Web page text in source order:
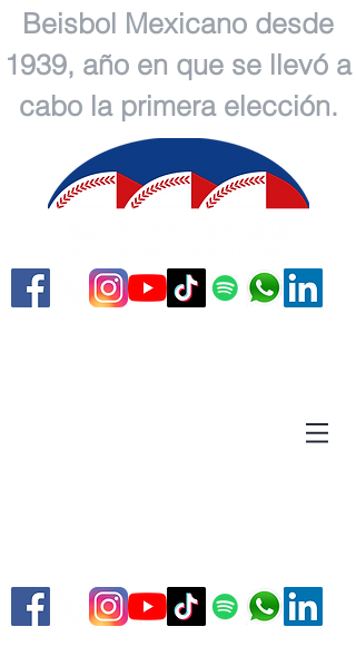
Beisbol Mexicano desde
1939, año en que se llevó a
cabo la primera elección.